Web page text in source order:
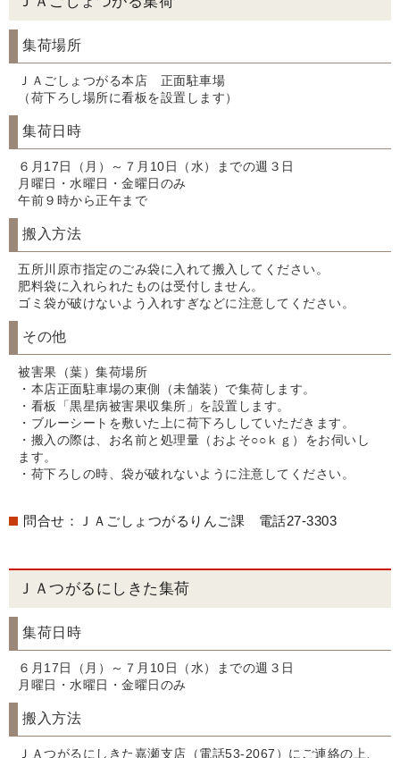
集荷場所
ＪＡごしょつがる本店 正面駐車場
（荷下ろし場所に看板を設置します）
集荷日時
６月17日（月）～７月10日（水）までの週３日
月曜日・水曜日・金曜日のみ
午前９時から正午まで
搬入方法
五所川原市指定のごみ袋に入れて搬入してください。
肥料袋に入れられたものは受付しません。
ゴミ袋が破けないよう入れすぎなどに注意してください。
その他
被害果（葉）集荷場所
・本店正面駐車場の東側（未舗装）で集荷します。
・看板「黒星病被害果収集所」を設置します。
・ブルーシートを敷いた上に荷下ろししていただきます。
・搬入の際は、お名前と処理量（およそ○○ｋｇ）をお伺いし
ます。
・荷下ろしの時、袋が破れないように注意してください。
問合せ：ＪＡごしょつがるりんご課 電話27-3303
ＪＡつがるにしきた集荷
集荷日時
６月17日（月）～７月10日（水）までの週３日
月曜日・水曜日・金曜日のみ
搬入方法
ＪＡつがるにしきた嘉瀬支店（電話53-2067）にご連絡の上、